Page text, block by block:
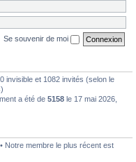
Se souvenir de moi
invisible et 1082 invités (selon le
a été de 5158 le 17 mai 2026,
Notre membre le plus récent est